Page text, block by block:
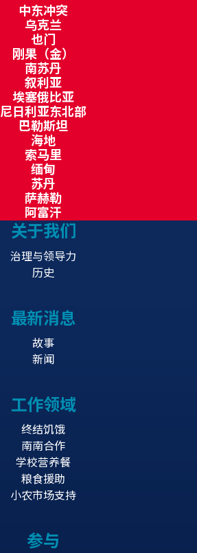
中东冲突
乌克兰
也门
刚果（金）
南苏丹
叙利亚
埃塞俄比亚
尼日利亚东北部
巴勒斯坦
海地
索马里
缅甸
苏丹
萨赫勒
阿富汗
关于我们
治理与领导力
历史
最新消息
故事
新闻
工作领域
终结饥饿
南南合作
学校营养餐
粮食援助
小农市场支持
参与